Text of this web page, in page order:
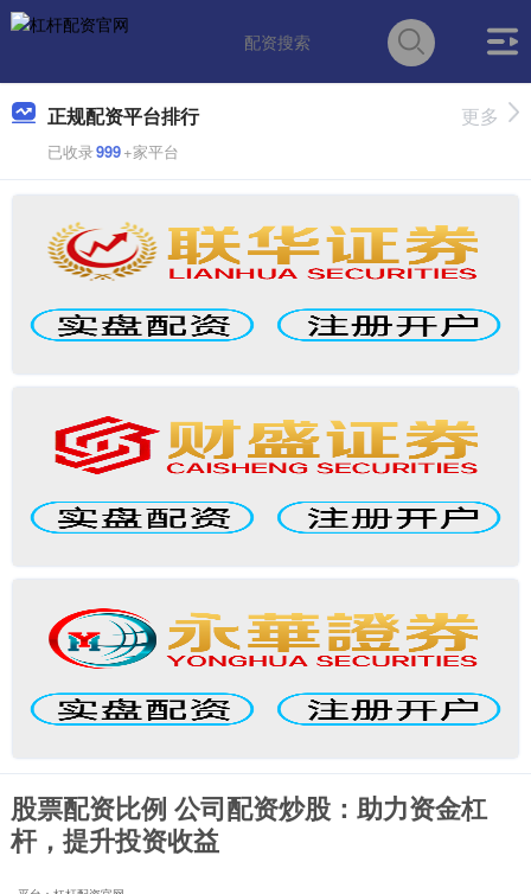
正规配资平台排行
已收录999+家平台
更多
股票配资比例 公司配资炒股：助力资金杠
杆，提升投资收益